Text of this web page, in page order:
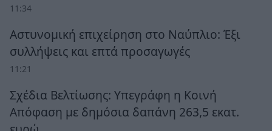
11:34
Αστυνομική επιχείρηση στο Ναύπλιο: Έξι
συλλήψεις και επτά προσαγωγές
11:21
Σχέδια Βελτίωσης: Υπεγράφη η Κοινή
Απόφαση με δημόσια δαπάνη 263,5 εκατ.